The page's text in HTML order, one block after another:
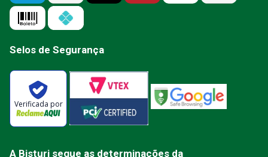
Selos de Segurança
Verificada por
A Bisturi segue as determinações da